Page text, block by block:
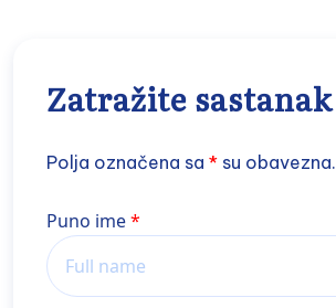
Zatražite sastanak
Polja označena sa * su obavezna.
Name
Puno ime